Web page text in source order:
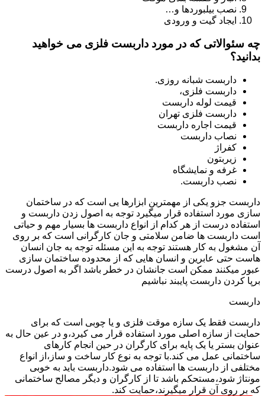
نصب بیلبوردها و…
ایجاد گیت و ورودی
چه سئوالاتی که در مورد داربست فلزی می خواهید
بدانید؟
داربست شبانه روزی.
داربست فلزی،
قیمت لوله داربست
داربست فلزی تهران
قیمت اجاره داربست
نصاب داربست
کفراژ
زیربتون
غرفه و نمایشگاه
نصب داربست.
داربست جزو یکی از مهمترین ابزارها یی است که در ساختمان
سازی مورد استفاده قرار میگیرد توجه به اصول زدن داربست و
استفاده درست از هر کدام از انواع داربست ها بسیار مهم و حیاتی
است داربست ها ضامن سلامتی و جان کارگرانی است که بر روی
آن مشغول به کار هستند توجه به این مسئله توجه به جان انسان
هاست حتی عابرین و انسان هایی که از محدوده ساختمان سازی
عبور میکنند ممکن است جانشان در خطر باشد اگر به اصول درست
برپا کردن داربست پایبند نباشیم
داربست
داربست فقط یک سازه موقت فلزی و یا چوبی است که برای
حمایت از سازه اصلی مورد استفاده قرار می کیرد،و در عین حال به
عنوان بستر یا یک پایه برای کارگران در حین انجام کارهای
ساختمانی عمل می کند.با توجه به نوع کار ساخت و ساز،از انواع
مختلفی از داربست ها استفاده می شود.داربست باید به خوبی
مونتاژ شود،مستحکم باشد تا از کارگران و دیگر مصالح ساختمانی
که بر روی آن قرار میگیرند،حمایت کند.